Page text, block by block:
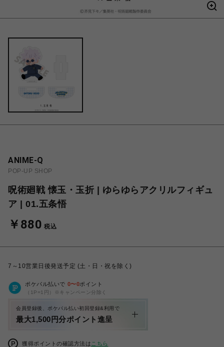
ANIME-Q
POP-UP SHOP
呪術廻戦 懐玉・玉折 | ゆらゆらアクリルフィギュ
ア | 01.五条悟
￥880 税込
7～10営業日後発送予定 (土・日・祝を除く)
ポケパル払いで 0〜0ポイント
（1P=1円）※キャンペーン分除く
会員登録後、ポケパル払い初回登録&利用で
最大1,500円分ポイント進呈
獲得ポイントの確認方法は こちら